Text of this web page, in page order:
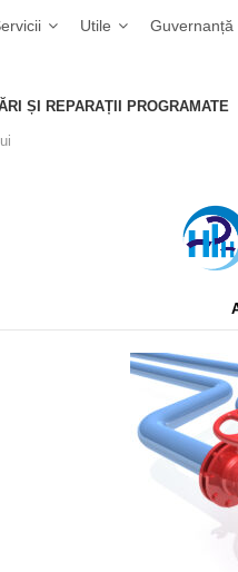
Utile Guvernanță
ȘI REPARAȚII PROGRAMATE